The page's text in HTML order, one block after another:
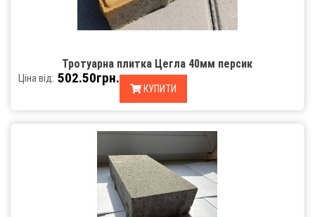
Тротуарна плитка Цегла 40мм персик
Ціна від: 502.50грн.
КУПИТИ